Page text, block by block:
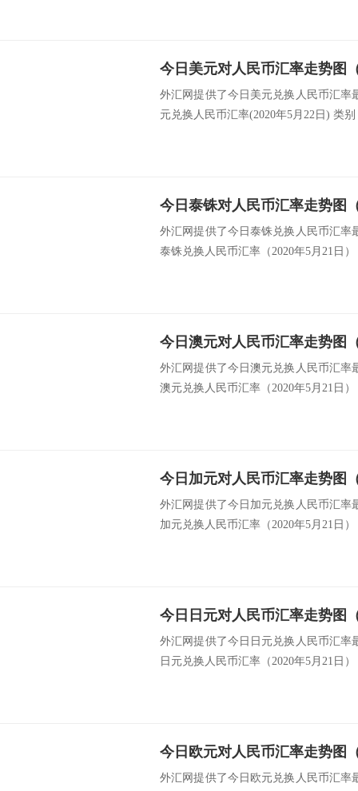
今日美元对人民币汇率走势图
外汇网提供了今日美元兑换人民币汇率
元兑换人民币汇率(2020年5月22日) 类
今日泰铢对人民币汇率走势图
外汇网提供了今日泰铢兑换人民币汇率
泰铢兑换人民币汇率（2020年5月21日
今日澳元对人民币汇率走势图
外汇网提供了今日澳元兑换人民币汇率
澳元兑换人民币汇率（2020年5月21日
今日加元对人民币汇率走势图
外汇网提供了今日加元兑换人民币汇率
加元兑换人民币汇率（2020年5月21日
今日日元对人民币汇率走势图
外汇网提供了今日日元兑换人民币汇率
日元兑换人民币汇率（2020年5月21日
今日欧元对人民币汇率走势图
外汇网提供了今日欧元兑换人民币汇率